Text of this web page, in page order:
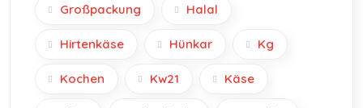
Großpackung Halal
Hirtenkäse Hünkar Kg
Kochen Kw21 Käse